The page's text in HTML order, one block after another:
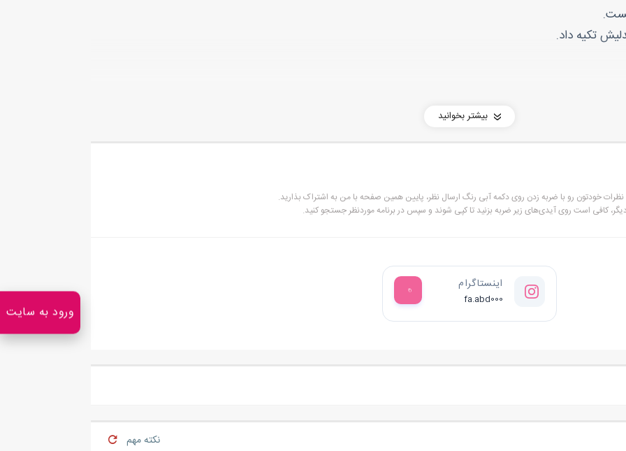
تکیه داد.
بیشتر بخوانید
نظرات خودتون رو با ضربه زدن روی دکمه آبی رنگ ارسال نظر، پایین همین صفحه با من به اشتراک بذارید.
کافی است روی آیدی‌های زیر ضربه بزنید تا کپی شوند و سپس در برنامه موردنظر جستجو کنید.
اینستاگرام
fa.abd000
نکته مهم
ورود به سایت